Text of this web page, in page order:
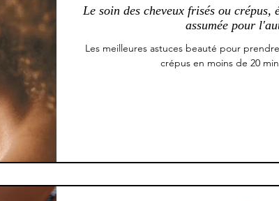
Le soin des cheveux frisés ou crépus,
assumée pour
Les meilleures astuces beauté pour
crépus en moins de 20